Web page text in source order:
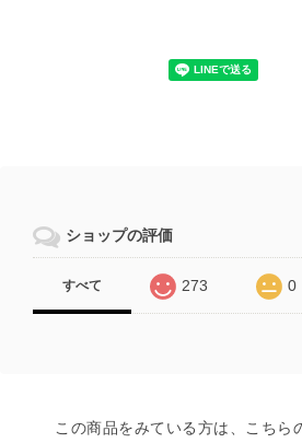
ショップの評価
すべて 273 0
この商品をみている方は、こちら